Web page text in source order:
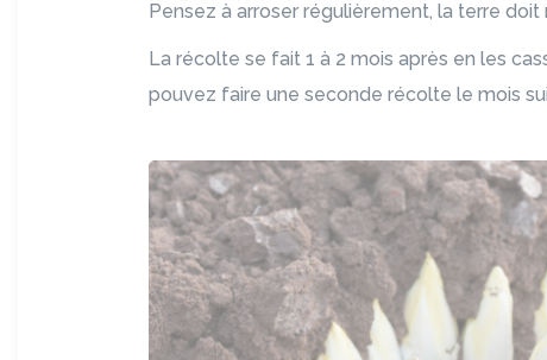
Pensez à arroser régulièrement, la terre doit
La récolte se fait 1 à 2 mois après en les
pouvez faire une seconde récolte le mois